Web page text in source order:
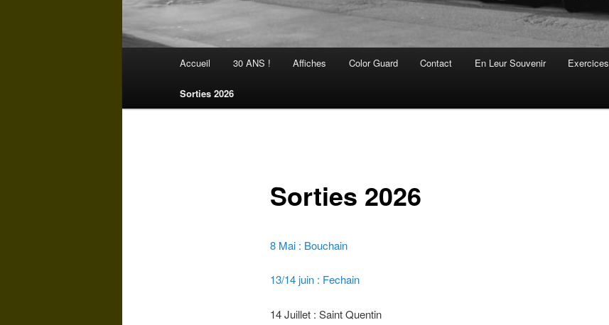
Aller
au
Accueil 30 ANS ! Affiches Color Guard Contact En Leur Souvenir Exercices
Sorties 2026
Sorties 2026
8 Mai : Bouchain
13/14 juin : Fechain
14 Juillet : Saint Quentin